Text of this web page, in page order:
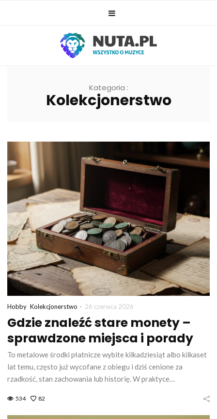
Kategoria :
Kolekcjonerstwo
Hobby Kolekcjonerstwo - 26 czerwca 2026
Gdzie znaleźć stare monety –
sprawdzone miejsca i porady
To metalowe środki płatnicze wybite kilkadziesiąt albo kilkaset
lat temu, często już wycofane z obiegu i dziś cenione za
rzadkość, stan zachowania lub historię. W praktyce…
534 82